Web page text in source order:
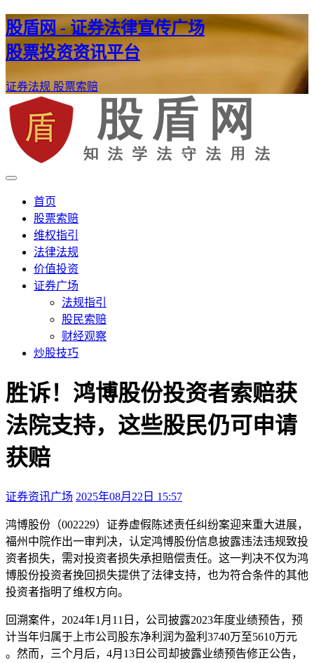
股盾网 - 证券法律宣传广场
股票投资资讯平台
证券法规 股票索赔
股盾网
证券股票维权网
首页
股票索赔
维权指引
法律法规
价值投资
证券广场
法规指引
股民索赔
财经观察
炒股技巧
胜诉！鸿博股份投资者索赔获
法院支持，这些股民仍可申请
获赔
证券资讯广场 2025年08月22日 15:57
鸿‬博‬股份 ‬‬（‬002229）证券虚假陈述责任纠纷案迎来重大进展‬，‬
福州中院作出一审判决，认定鸿‬博‬股份信息披露违法违规致投
资者损失，需对投资者损失承担赔偿责任。这一判决不仅为鸿
博股份投资者挽回损失提供了法律支持，也为符合条件的其他
投资者指明了维权方向。
回溯案件，2024年1月11日，公司披露2023年度业绩预告，预
计当年归属于上市公司股东净利润为盈利3740万至5610万元
。然而，三个月后，4月13日公司却披露业绩预告修正公告，